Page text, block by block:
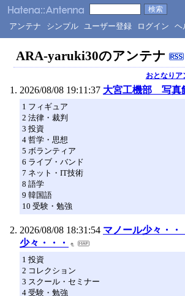
アンテナ シンプル ユーザー登録 ログイン ヘ
ARA-yaruki30のアンテナ
おとなりア
2026/08/08 19:11:37 大宮工機部 写真
1 フィギュア
2 法律・裁判
3 投資
4 哲学・思想
5 ボランティア
6 ライブ・バンド
7 ネット・IT技術
8 語学
9 韓国語
10 受験・勉強
2026/08/08 18:31:54 マノール少々・・
少々・・・
1 投資
2 コレクション
3 スクール・セミナー
4 受験・勉強